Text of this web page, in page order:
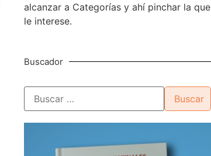
alcanzar a Categorías y ahí pinchar la que
le interese.
Buscador